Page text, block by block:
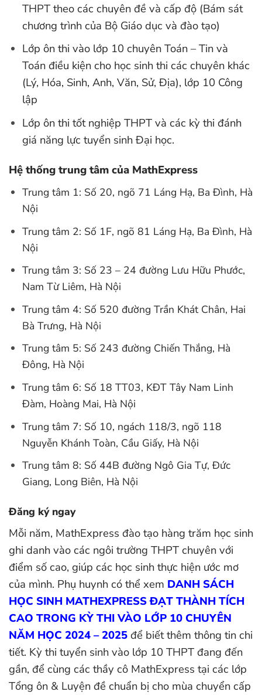
THPT theo các chuyên đề và cấp độ (Bám sát
chương trình của Bộ Giáo dục và đào tạo)
Lớp ôn thi vào lớp 10 chuyên Toán – Tin và
Toán điều kiện cho học sinh thi các chuyên khác
(Lý, Hóa, Sinh, Anh, Văn, Sử, Địa), lớp 10 Công
lập
Lớp ôn thi tốt nghiệp THPT và các kỳ thi đánh
giá năng lực tuyển sinh Đại học.
Hệ thống trung tâm của MathExpress
Trung tâm 1: Số 20, ngõ 71 Láng Hạ, Ba Đình, Hà
Nội
Trung tâm 2: Số 1F, ngõ 81 Láng Hạ, Ba Đình, Hà
Nội
Trung tâm 3: Số 23 – 24 đường Lưu Hữu Phước,
Nam Từ Liêm, Hà Nội
Trung tâm 4: Số 520 đường Trần Khát Chân, Hai
Bà Trưng, Hà Nội
Trung tâm 5: Số 243 đường Chiến Thắng, Hà
Đông, Hà Nội
Trung tâm 6: Số 18 TT03, KĐT Tây Nam Linh
Đàm, Hoàng Mai, Hà Nội
Trung tâm 7: Số 10, ngách 118/3, ngõ 118
Nguyễn Khánh Toàn, Cầu Giấy, Hà Nội
Trung tâm 8: Số 44B đường Ngô Gia Tự, Đức
Giang, Long Biên, Hà Nội
Đăng ký ngay
Mỗi năm, MathExpress đào tạo hàng trăm học sinh
ghi danh vào các ngôi trường THPT chuyên với
điểm số cao, giúp các học sinh thực hiện ước mơ
của mình. Phụ huynh có thể xem DANH SÁCH
HỌC SINH MATHEXPRESS ĐẠT THÀNH TÍCH
CAO TRONG KỲ THI VÀO LỚP 10 CHUYÊN
NĂM HỌC 2024 – 2025để biết thêm thông tin chi
tiết. Kỳ thi tuyển sinh vào lớp 10 THPT đang đến
gần, để cùng các thầy cô MathExpress tại các lớp
Tổng ôn & Luyện đề chuẩn bị cho mùa chuyển cấp